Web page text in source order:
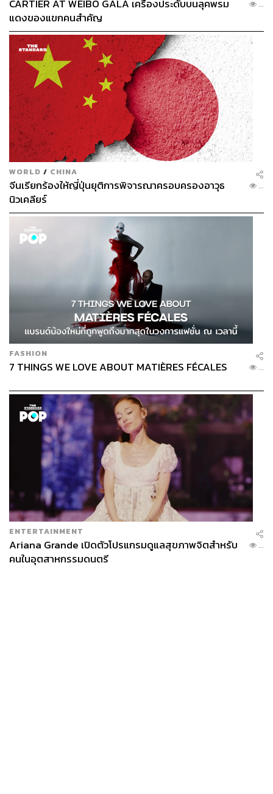
CARTIER AT WEIBO GALA เครื่องประดับบนลุคพรม
แดงของแขกคนสำคัญ
...
WORLD / CHINA
จีนเรียกร้องให้ญี่ปุ่นยุติการพิจารณาครอบครองอาวุธ
นิวเคลียร์
...
FASHION
7 THINGS WE LOVE ABOUT MATIÈRES FÉCALES ...
ENTERTAINMENT
Ariana Grande เปิดตัวโปรแกรมดูแลสุขภาพจิตสำหรับ
คนในอุตสาหกรรมดนตรี
...